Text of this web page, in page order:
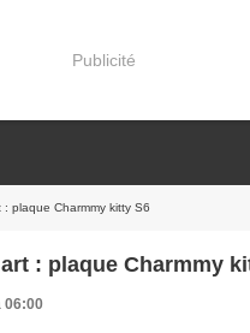
Publicité
plaque Charmmy kitty S6
: plaque Charmmy
06:00